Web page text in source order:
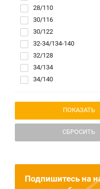
28/110
30/116
30/122
32-34/134-140
32/128
34/134
34/140
36/146
СБРОСИТЬ
Подпишитесь на